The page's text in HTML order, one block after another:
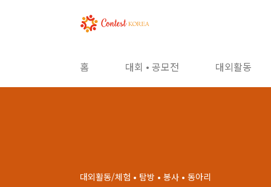
홈 대회 • 공모전 대외활동
대외활동/체험 • 탐방 • 봉사 • 동아리